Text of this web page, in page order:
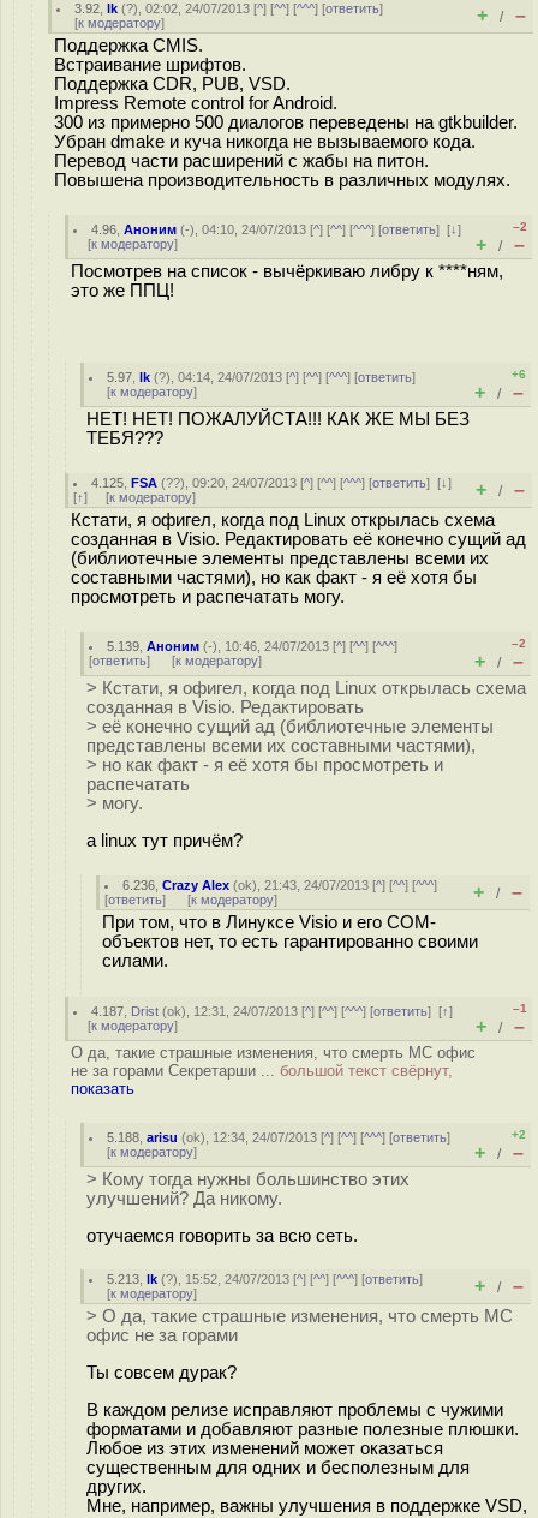
3.92 ,lk (?), 02:02, 24/07/2013 [^] [^^] [^^^] [ответить]
[к модератору] + / –
Поддержка CMIS.
Встраивание шрифтов.
Поддержка CDR, PUB, VSD.
Impress Remote control for Android.
300 из примерно 500 диалогов переведены на gtkbuilder.
Убран dmake и куча никогда не вызываемого кода.
Перевод части расширений с жабы на питон.
Повышена производительность в различных модулях.
4.96 ,Аноним (-), 04:10, 24/07/2013 [^] [^^] [^^^] [ответить][↓]
[к модератору]
–2
+ / –
Посмотрев на список - вычёркиваю либру к ****ням,
это же ППЦ!
5.97 ,lk (?), 04:14, 24/07/2013 [^] [^^] [^^^] [ответить]
[к модератору]
+6
+ / –
НЕТ! НЕТ! ПОЖАЛУЙСТА!!! КАК ЖЕ МЫ БЕЗ
ТЕБЯ???
4.125 ,FSA (??), 09:20, 24/07/2013 [^] [^^] [^^^] [ответить][↓]
[↑] [к модератору] + / –
Кстати, я офигел, когда под Linux открылась схема
созданная в Visio. Редактировать её конечно сущий ад
(библиотечные элементы представлены всеми их
составными частями), но как факт - я её хотя бы
просмотреть и распечатать могу.
5.139 ,Аноним (-), 10:46, 24/07/2013 [^] [^^] [^^^]
[ответить] [к модератору]
–2
+ / –
> Кстати, я офигел, когда под Linux открылась схема
созданная в Visio. Редактировать
> её конечно сущий ад (библиотечные элементы
представлены всеми их составными частями),
> но как факт - я её хотя бы просмотреть и
распечатать
> могу.
а linux тут причём?
6.236 ,Crazy Alex (ok), 21:43, 24/07/2013 [^] [^^] [^^^]
[ответить] [к модератору] + / –
При том, что в Линуксе Visio и его COM-
объектов нет, то есть гарантированно своими
силами.
4.187 Drist (ok), 12:31, 24/07/2013 [^] [^^] [^^^] [ответить][↑]
[к модератору]
–1
+ / –
О да, такие страшные изменения, что смерть МС офис
не за горами Секретарши ... большой текст свёрнут,
показать
5.188 ,arisu (ok), 12:34, 24/07/2013 [^] [^^] [^^^] [ответить]
[к модератору]
+2
+ / –
> Кому тогда нужны большинство этих
улучшений? Да никому.
отучаемся говорить за всю сеть.
5.213 ,lk (?), 15:52, 24/07/2013 [^] [^^] [^^^] [ответить]
[к модератору] + / –
> О да, такие страшные изменения, что смерть МС
офис не за горами
Ты совсем дурак?
В каждом релизе исправляют проблемы с чужими
форматами и добавляют разные полезные плюшки.
Любое из этих изменений может оказаться
существенным для одних и бесполезным для
других.
Мне, например, важны улучшения в поддержке VSD,